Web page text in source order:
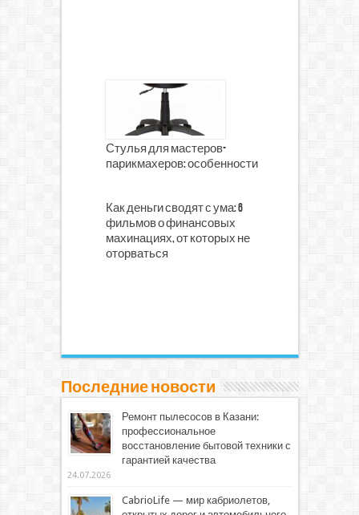
Стулья для мастеров-
парикмахеров: особенности
Как деньги сводят с ума: 6
фильмов о финансовых
махинациях, от которых не
оторваться
Последние новости
Ремонт пылесосов в Казани:
профессиональное
восстановление бытовой техники с
гарантией качества
24.07.2026
CabrioLife — мир кабриолетов,